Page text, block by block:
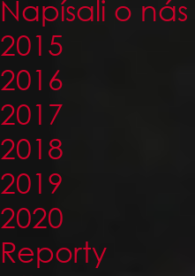
Napísali o nás
2015
2016
2017
2018
2019
2020
Reporty